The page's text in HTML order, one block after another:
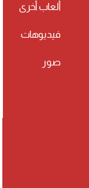
ألعاب أخرى
فيديوهات
صور